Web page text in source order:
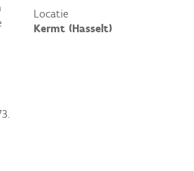
Locatie
Kermt (Hasselt)